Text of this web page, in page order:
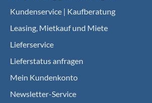
Kundenservice | Kaufberatung
Leasing, Mietkauf und Miete
Lieferservice
Lieferstatus anfragen
Mein Kundenkonto
Newsletter-Service